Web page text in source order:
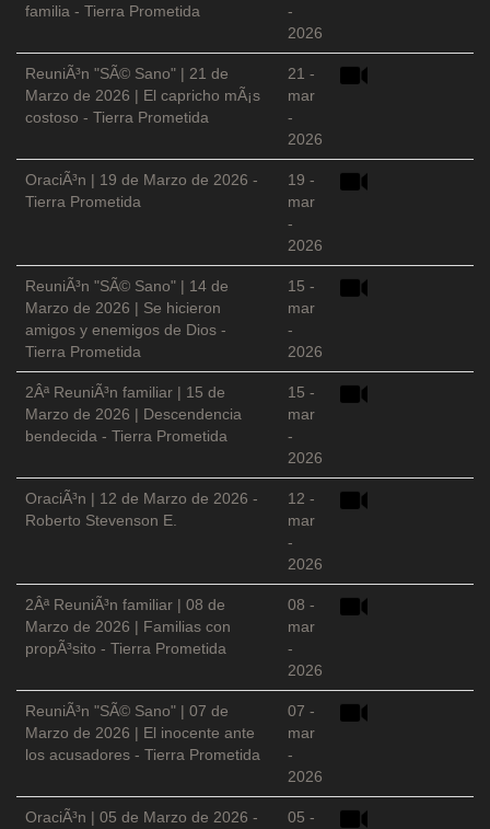
familia - Tierra Prometida
-
2026
ReuniÃ³n "SÃ© Sano" | 21 de
Marzo de 2026 | El capricho mÃ¡s
costoso - Tierra Prometida
21 -
mar
-
2026
OraciÃ³n | 19 de Marzo de 2026 -
Tierra Prometida
19 -
mar
-
2026
ReuniÃ³n "SÃ© Sano" | 14 de
Marzo de 2026 | Se hicieron
amigos y enemigos de Dios -
Tierra Prometida
15 -
mar
-
2026
2Âª ReuniÃ³n familiar | 15 de
Marzo de 2026 | Descendencia
bendecida - Tierra Prometida
15 -
mar
-
2026
OraciÃ³n | 12 de Marzo de 2026 -
Roberto Stevenson E.
12 -
mar
-
2026
2Âª ReuniÃ³n familiar | 08 de
Marzo de 2026 | Familias con
propÃ³sito - Tierra Prometida
08 -
mar
-
2026
ReuniÃ³n "SÃ© Sano" | 07 de
Marzo de 2026 | El inocente ante
los acusadores - Tierra Prometida
07 -
mar
-
2026
OraciÃ³n | 05 de Marzo de 2026 -
05 -